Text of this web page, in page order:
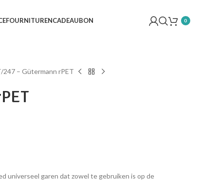
FOURNITURENCADEAUBON 0
247 – Gütermann rPET
universeel garen dat zowel te gebruiken is op de